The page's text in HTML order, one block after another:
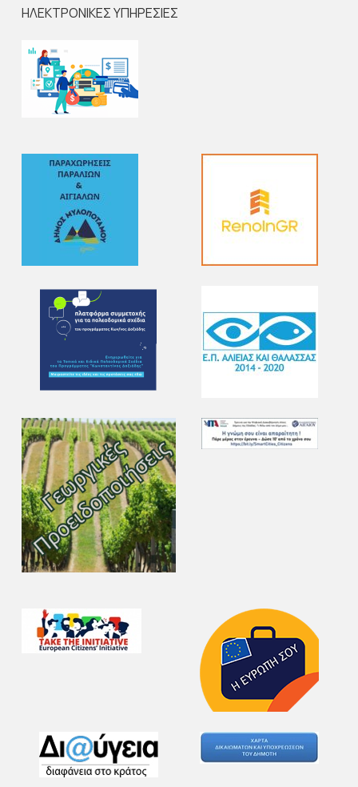
ΗΛΕΚΤΡΟΝΙΚΕΣ ΥΠΗΡΕΣΙΕΣ